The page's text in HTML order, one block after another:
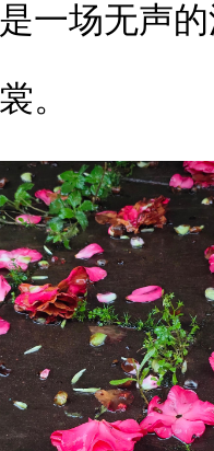
一场无声
。